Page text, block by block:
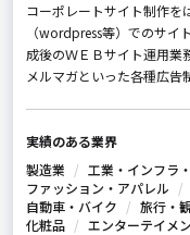
コーポレートサイト制作を
（wordpress等）でのサイ
成後のＷＥＢサイト運用業
メルマガといった各種広告
実績のある業界
製造業
工業・インフラ
ファッション・アパレル
自動車・バイク
旅行・
化粧品
エンターテイメ